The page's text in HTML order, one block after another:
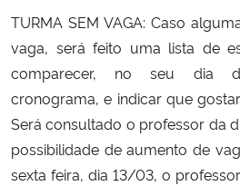
Advocacia-Geral da União
Banco Central do Brasil
Planalto
TURMA SEM VAGA: Caso
vaga, será feito uma lista de
comparecer, no seu dia
cronograma, e indicar que
Será consultado o professor da
possibilidade de aumento de
sexta feira, dia 13/03, o